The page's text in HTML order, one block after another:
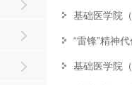
基础医学院
“雷锋”精神
基础医学院